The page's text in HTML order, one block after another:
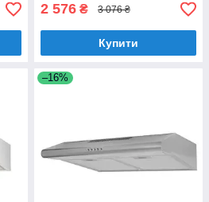
2 576 ₴ 3 076 ₴
Купити
–16%